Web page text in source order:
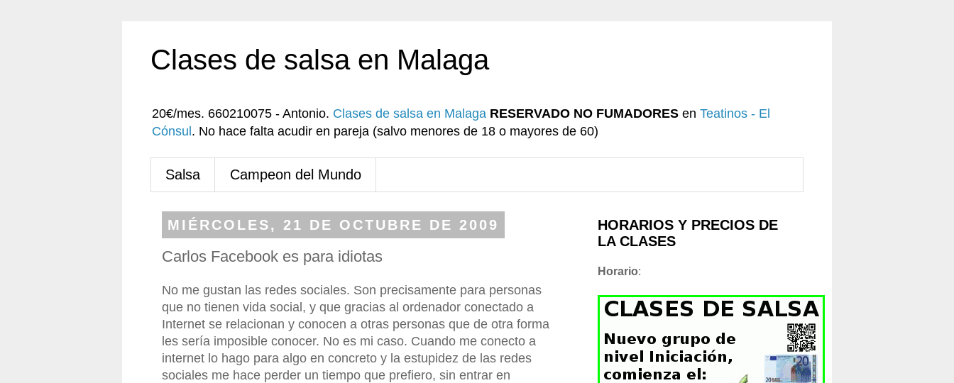
Clases de salsa en Malaga
20€/mes. 660210075 - Antonio. Clases de salsa en Malaga RESERVADO NO FUMADORES en Teatinos - El
Cónsul . No hace falta acudir en pareja (salvo menores de 18 o mayores de 60)
Salsa Campeon del Mundo
MIÉRCOLES, 21 DE OCTUBRE DE 2009
Carlos Facebook es para idiotas
No me gustan las redes sociales. Son precisamente para personas
que no tienen vida social, y que gracias al ordenador conectado a
Internet se relacionan y conocen a otras personas que de otra forma
les sería imposible conocer. No es mi caso. Cuando me conecto a
internet lo hago para algo en concreto y la estupidez de las redes
sociales me hace perder un tiempo que prefiero, sin entrar en
HORARIOS Y PRECIOS DE
LA CLASES
Horario: